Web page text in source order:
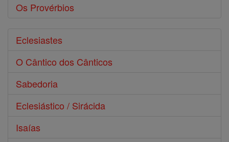
Os Provérbios
Eclesiastes
O Cântico dos Cânticos
Sabedoria
Eclesiástico / Sirácida
Isaías